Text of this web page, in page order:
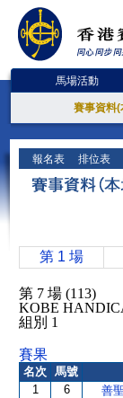
馬場活動
賽事資料(
報名表 排位表
第 1 場
第 7 場 (113)
KOBE
組別 1
賽果
名次 馬號
1
6 善聖